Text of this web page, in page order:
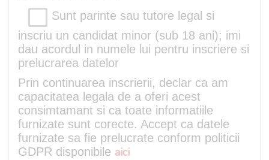
Sunt parinte sau tutore legal si
inscriu un candidat minor (sub 18 ani); imi
dau acordul in numele lui pentru inscriere si
prelucrarea datelor
Prin continuarea inscrierii, declar ca am
capacitatea legala de a oferi acest
consimtamant si ca toate informatiile
furnizate sunt corecte. Accept ca datele
furnizate sa fie prelucrate conform politicii
GDPR disponibile aici